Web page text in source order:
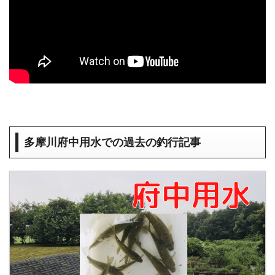
多摩川府中用水での過去の釣行記事